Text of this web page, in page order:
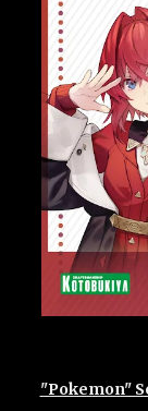
"Pokemon"